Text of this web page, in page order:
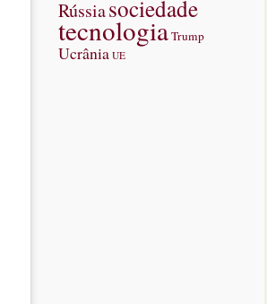
Rússiasociedade
tecnologiaTrump
Ucrânia UE